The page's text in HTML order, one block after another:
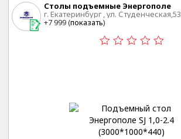
Столы подъемные Энергополе
г. Екатеринбург , ул. Студенческая,53
+7 999 (показать)